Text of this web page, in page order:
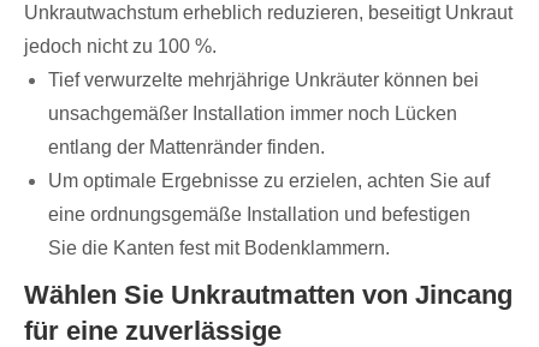
Unkrautwachstum erheblich reduzieren, beseitigt Unkraut
jedoch nicht zu 100 %.
Tief verwurzelte mehrjährige Unkräuter können bei
unsachgemäßer Installation immer noch Lücken
entlang der Mattenränder finden.
Um optimale Ergebnisse zu erzielen, achten Sie auf
eine ordnungsgemäße Installation und befestigen
Sie die Kanten fest mit Bodenklammern.
Wählen Sie Unkrautmatten von Jincang
für eine zuverlässige